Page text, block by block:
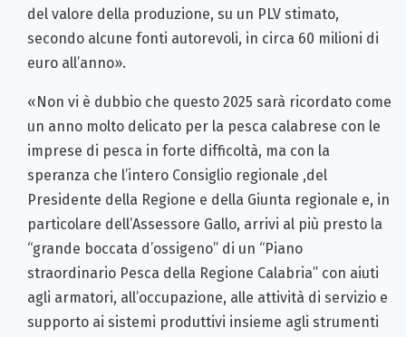
del valore della produzione, su un PLV stimato,
secondo alcune fonti autorevoli, in circa 60 milioni di
euro all’anno».
«Non vi è dubbio che questo 2025 sarà ricordato come
un anno molto delicato per la pesca calabrese con le
imprese di pesca in forte difficoltà, ma con la
speranza che l’intero Consiglio regionale ,del
Presidente della Regione e della Giunta regionale e, in
particolare dell’Assessore Gallo, arrivi al più presto la
“grande boccata d’ossigeno” di un “Piano
straordinario Pesca della Regione Calabria” con aiuti
agli armatori, all’occupazione, alle attività di servizio e
supporto ai sistemi produttivi insieme agli strumenti